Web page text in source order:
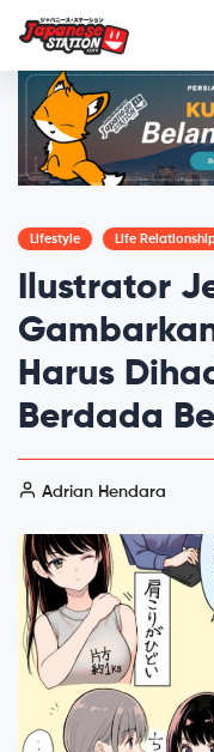
Lifestyle Life
Ilustrator
Harus
Berdada
Adrian Hendara